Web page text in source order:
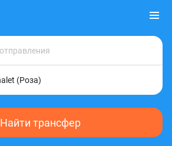
Найти трансфер